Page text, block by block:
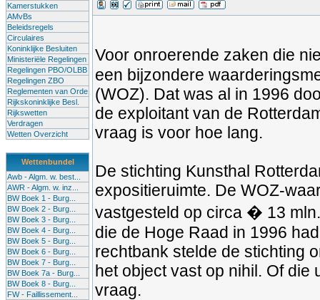
Kamerstukken
AMvBs
Beleidsregels
Circulaires
Koninklijke Besluiten
Ministeriële Regelingen
Regelingen PBO/OLBB
Regelingen ZBO
Reglementen van Orde
Rijkskoninklijke Besl.
Rijkswetten
Verdragen
Wetten Overzicht
Wettenbundel
Awb - Algm. w. best...
AWR - Algm. w. inz...
BW Boek 1 - Burg...
BW Boek 2 - Burg...
BW Boek 3 - Burg...
BW Boek 4 - Burg...
BW Boek 5 - Burg...
BW Boek 6 - Burg...
BW Boek 7 - Burg...
BW Boek 7a - Burg...
BW Boek 8 - Burg...
FW - Faillissement...
Voor onroerende zaken die
een bijzondere
(WOZ). Dat was al in 1996
de exploitant van de
vraag is voor hoe lang.
De stichting Kunsthal
expositieruimte. De WOZ-
vastgesteld op circa � 13
die de Hoge Raad in 1996
rechtbank stelde de stichting
het object vast op nihil. Of
vraag.